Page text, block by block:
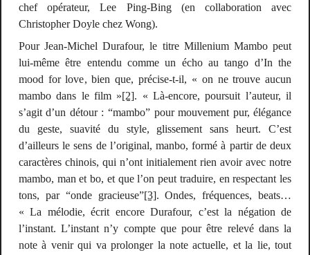
chef opérateur, Lee Ping-Bing (en collaboration avec
Christopher Doyle chez Wong).
Pour Jean-Michel Durafour, le titre Millenium Mambo peut
lui-même être entendu comme un écho au tango d’In the
mood for love, bien que, précise-t-il, « on ne trouve aucun
mambo dans le film »[2]. « Là-encore, poursuit l’auteur, il
s’agit d’un détour : “mambo” pour mouvement pur, élégance
du geste, suavité du style, glissement sans heurt. C’est
d’ailleurs le sens de l’original, manbo, formé à partir de deux
caractères chinois, qui n’ont initialement rien avoir avec notre
mambo, man etbo, et que l’on peut traduire, en respectant les
tons, par “onde gracieuse”[3].Ondes, fréquences,beats…
« La mélodie, écrit encore Durafour, c’est la négation de
l’instant. L’instant n’y compte que pour être relevé dans la
note à venir qui va prolonger la note actuelle, et la lie, tout